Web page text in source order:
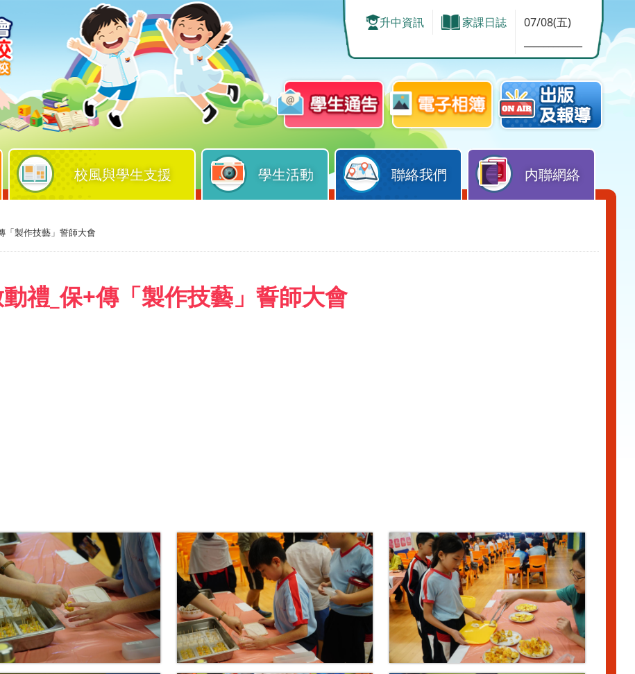
升中資訊 家課日誌
07/08(五)
校風與學生支援 學生活動 聯絡我們 内聯網絡
「製作技藝」誓師大會
禮_保+傳「製作技藝」誓師大會